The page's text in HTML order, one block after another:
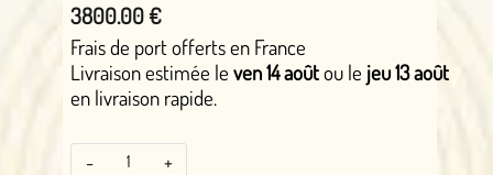
3800.00 €
Frais de port offerts en France
Livraison estimée le ven 14 aoûtou le jeu 13 août
en livraison rapide.
- +